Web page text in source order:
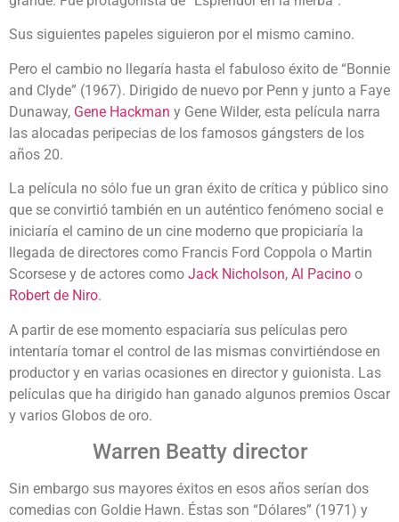
Sus siguientes papeles siguieron por el mismo camino.
Pero el cambio no llegaría hasta el fabuloso éxito de “Bonnie
and Clyde” (1967). Dirigido de nuevo por Penn y junto a Faye
Dunaway, Gene Hackman y Gene Wilder, esta película narra
las alocadas peripecias de los famosos gángsters de los
años 20.
La película no sólo fue un gran éxito de crítica y público sino
que se convirtió también en un auténtico fenómeno social e
iniciaría el camino de un cine moderno que propiciaría la
llegada de directores como Francis Ford Coppola o Martin
Scorsese y de actores como Jack Nicholson, Al Pacino o
Robert de Niro.
A partir de ese momento espaciaría sus películas pero
intentaría tomar el control de las mismas convirtiéndose en
productor y en varias ocasiones en director y guionista. Las
películas que ha dirigido han ganado algunos premios Oscar
y varios Globos de oro.
Warren Beatty director
Sin embargo sus mayores éxitos en esos años serían dos
comedias con Goldie Hawn. Éstas son “Dólares” (1971) y